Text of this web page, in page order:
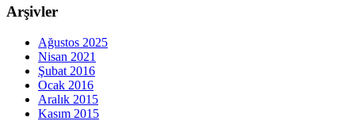
Arşivler
Ağustos 2025
Nisan 2021
Şubat 2016
Ocak 2016
Aralık 2015
Kasım 2015